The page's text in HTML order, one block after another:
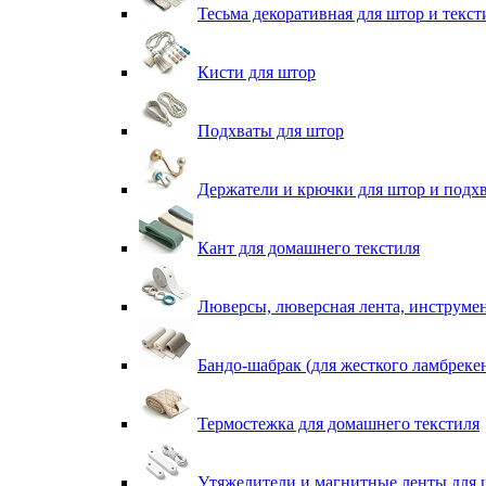
Тесьма декоративная для штор и
Кисти для штор
Подхваты для штор
Держатели и крючки для штор и
Кант для домашнего текстиля
Люверсы, люверсная лента,
Бандо-шабрак (для жесткого
Термостежка для домашнего текстиля
Утяжелители и магнитные ленты для